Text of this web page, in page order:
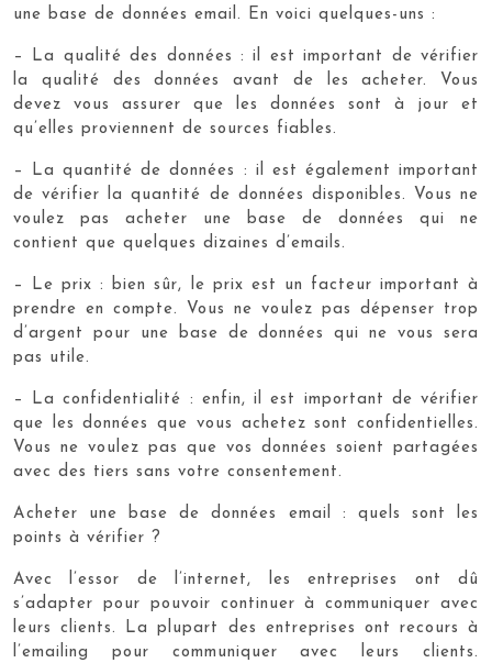
une base de données email. En voici quelques-uns :
– La qualité des données : il est important de vérifier
la qualité des données avant de les acheter. Vous
devez vous assurer que les données sont à jour et
qu’elles proviennent de sources fiables.
– La quantité de données : il est également important
de vérifier la quantité de données disponibles. Vous ne
voulez pas acheter une base de données qui ne
contient que quelques dizaines d’emails.
– Le prix : bien sûr, le prix est un facteur important à
prendre en compte. Vous ne voulez pas dépenser trop
d’argent pour une base de données qui ne vous sera
pas utile.
– La confidentialité : enfin, il est important de vérifier
que les données que vous achetez sont confidentielles.
Vous ne voulez pas que vos données soient partagées
avec des tiers sans votre consentement.
Acheter une base de données email : quels sont les
points à vérifier ?
Avec l’essor de l’internet, les entreprises ont dû
s’adapter pour pouvoir continuer à communiquer avec
leurs clients. La plupart des entreprises ont recours à
l’emailing pour communiquer avec leurs clients.